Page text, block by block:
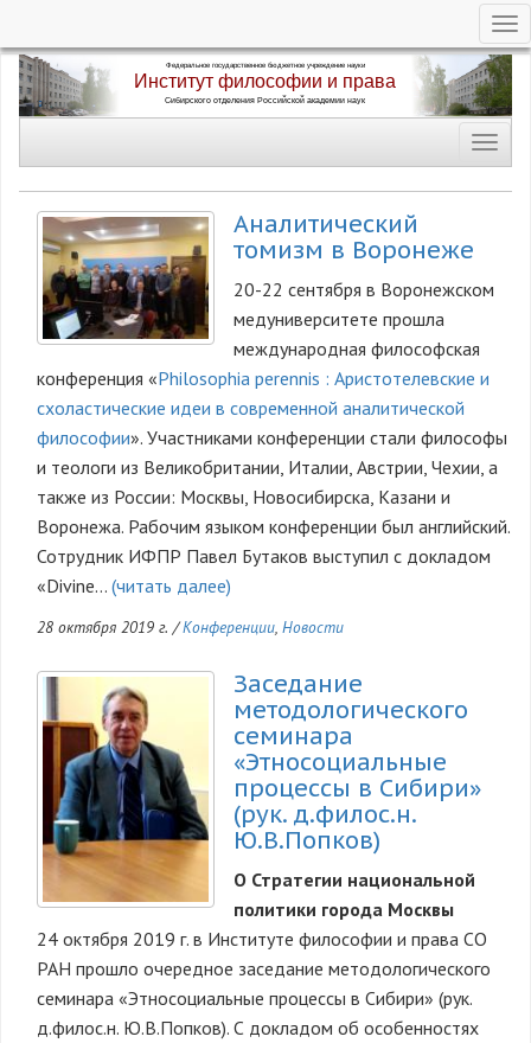
Перейти
Аналитический
томизм в Воронеже
20-22 сентября в Воронежском
медуниверситете прошла
международная философская
конференция «Philosophia perennis : Аристотелевские и
схоластические идеи в современной аналитической
философии». Участниками конференции стали философы
и теологи из Великобритании, Италии, Австрии, Чехии, а
также из России: Москвы, Новосибирска, Казани и
Воронежа. Рабочим языком конференции был английский.
Сотрудник ИФПР Павел Бутаков выступил с докладом
«Divine… (читать далее)
28 октября 2019 г. /Конференции, Новости
Заседание
методологического
семинара
«Этносоциальные
процессы в Сибири»
(рук. д.филос.н.
Ю.В.Попков)
О Стратегии национальной
политики города Москвы
24 октября 2019 г. в Институте философии и права СО
РАН прошло очередное заседание методологического
семинара «Этносоциальные процессы в Сибири» (рук.
д.филос.н. Ю.В.Попков). С докладом об особенностях